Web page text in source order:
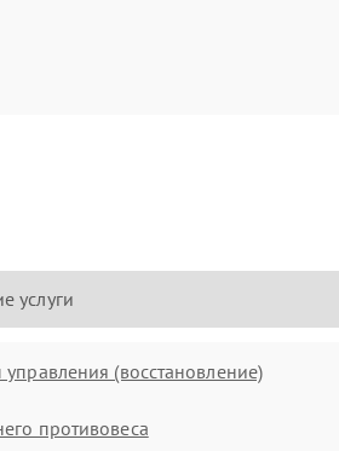
услуги
(восстановление)
противовеса